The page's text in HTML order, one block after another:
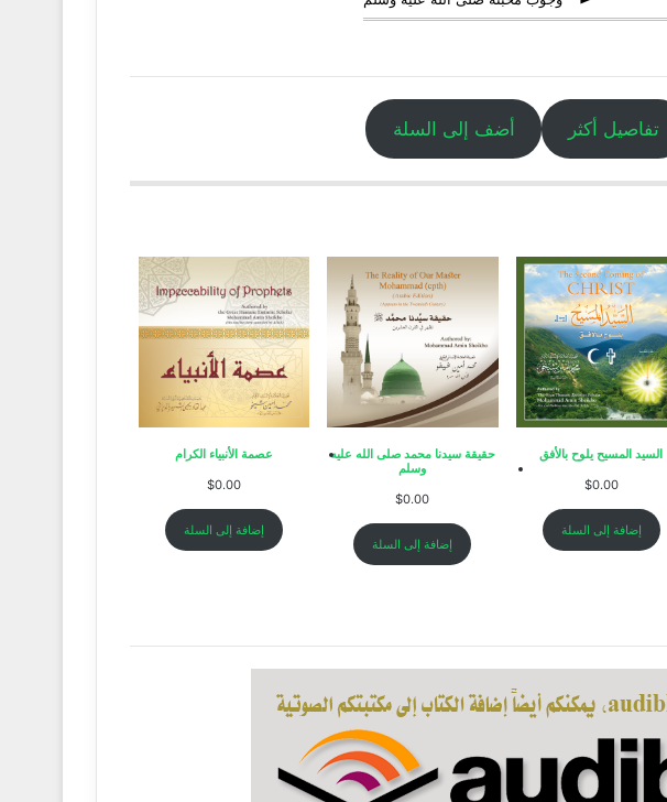
p أدلة وجوب محبة الرسول من الكتاب والسنة
p الطريق الموصلة إلى محبته صلى الله عليه وسلم
p الإيمان الحقيقي هو الطريق الموصلة لمحبة الرسول
p أثر محبة الرسول في رقي النفس المؤمنة
p يا إمام الرسل يا سندي
تفاصيل أكثر أضف إلى السلة
السيد المسيح يلوح بالأفق
$0.00
إضافة إلى السلة
حقيقة سيدنا محمد صلى الله عليه
وسلم
$0.00
إضافة إلى السلة
عصمة الأنبياء الكرام
$0.00
إضافة إلى السلة